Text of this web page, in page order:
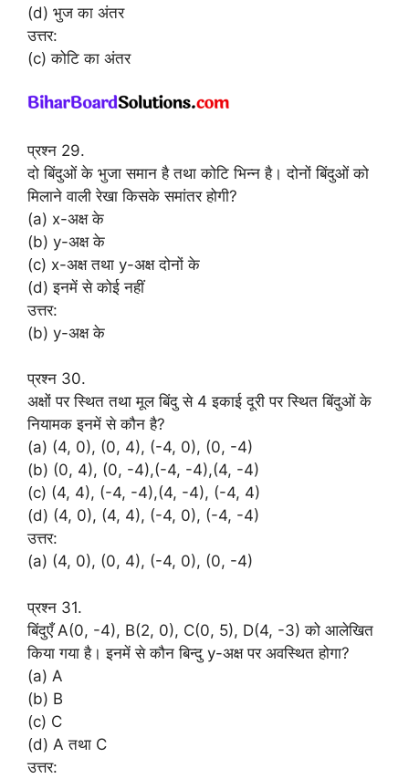
(d) भुज का अंतर
उत्तर:
(c) कोटि का अंतर
प्रश्न 29.
दो बिंदुओं के भुजा समान है तथा कोटि भिन्न है। दोनों बिंदुओं को
मिलाने वाली रेखा किसके समांतर होगी?
(a) x-अक्ष के
(b) y-अक्ष के
(c) x-अक्ष तथा y-अक्ष दोनों के
(d) इनमें से कोई नहीं
उत्तर:
(b) y-अक्ष के
प्रश्न 30.
अक्षों पर स्थित तथा मूल बिंदु से 4 इकाई दूरी पर स्थित बिंदुओं के
नियामक इनमें से कौन है?
(a) (4, 0), (0, 4), (-4, 0), (0, -4)
(b) (0, 4), (0, -4),(-4, -4),(4, -4)
(c) (4, 4), (-4, -4),(4, -4), (-4, 4)
(d) (4, 0), (4, 4), (-4, 0), (-4, -4)
उत्तर:
(a) (4, 0), (0, 4), (-4, 0), (0, -4)
प्रश्न 31.
बिंदुएँ A(0, -4), B(2, 0), C(0, 5), D(4, -3) को आलेखित
किया गया है। इनमें से कौन बिन्दु y-अक्ष पर अवस्थित होगा?
(a) A
(b) B
(c) C
(d) A तथा C
उत्तर: